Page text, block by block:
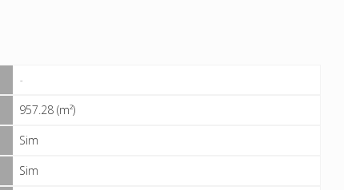
-
957.28 (m²)
Sim
Sim